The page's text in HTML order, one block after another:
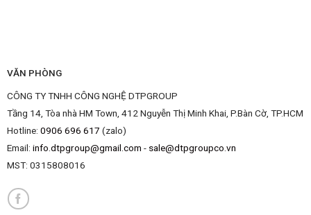
VĂN PHÒNG
CÔNG TY TNHH CÔNG NGHỆ DTPGROUP
Tầng 14, Tòa nhà HM Town, 412 Nguyễn Thị Minh Khai, P.Bàn Cờ, TP.HCM
Hotline: 0906 696 617 (zalo)
Email: info.dtpgroup@gmail.com - sale@dtpgroupco.vn
MST: 0315808016